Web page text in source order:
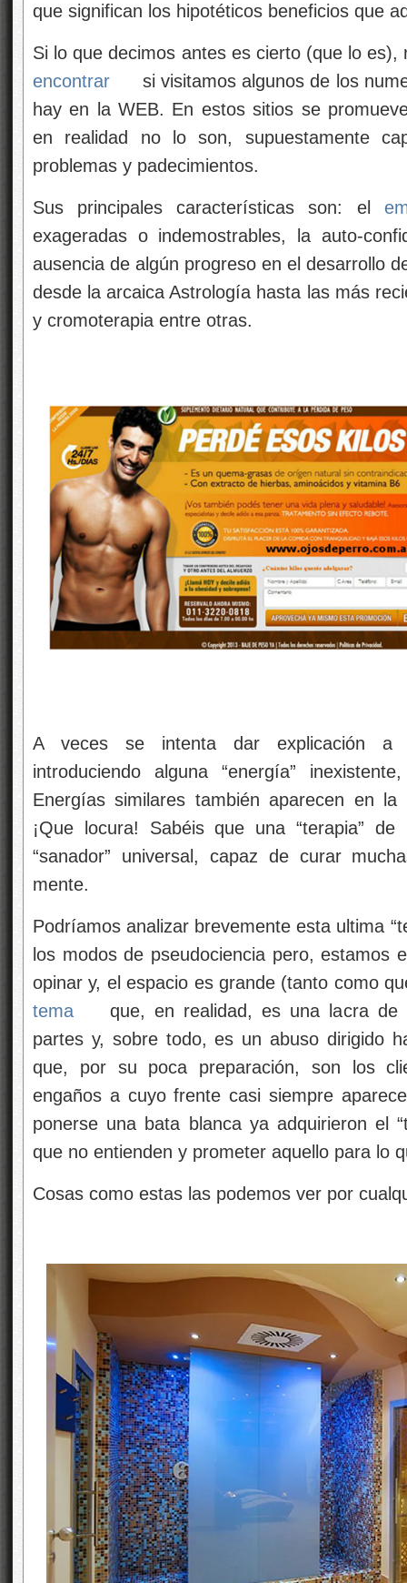
que significan los hipotéticos beneficios que
Si lo que decimos antes es cierto (que lo
encontrar
si visitamos algunos de los
hay en la WEB. En estos sitios se
en realidad no lo son, supuestamente
problemas y padecimientos.
Sus principales características son: el
exageradas o indemostrables, la auto-
ausencia de algún progreso en el desarrollo
desde la arcaica Astrología hasta las más
y cromoterapia entre otras.
A veces se intenta dar explicación a
introduciendo alguna “energía”
Energías similares también aparecen en
¡Que locura! Sabéis que una “terapia”
“sanador” universal, capaz de curar
mente.
Podríamos analizar brevemente esta ultima
los modos de pseudociencia pero, estamos
opinar y, el espacio es grande (tanto como
tema
que, en realidad, es una lacra de
partes y, sobre todo, es un abuso dirigido
que, por su poca preparación, son los
engaños a cuyo frente casi siempre
ponerse una bata blanca ya adquirieron el
que no entienden y prometer aquello para lo
Cosas como estas las podemos ver por